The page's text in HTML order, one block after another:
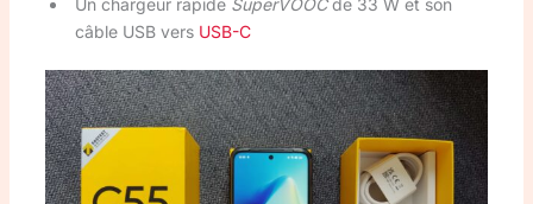
câble USB vers USB-C